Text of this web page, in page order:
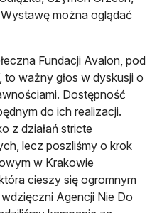
można oglądać
Fundacji Avalon, pod
to ważny głos w dyskusji o
Dostępność
do ich realizacji.
z działań stricte
lecz poszliśmy o krok
w Krakowie
cieszy się ogromnym
Agencji Nie Do